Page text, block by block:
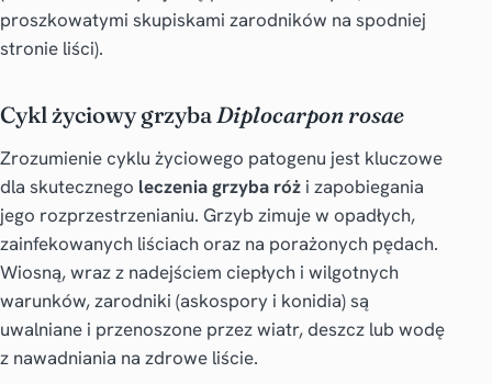
proszkowatymi skupiskami zarodników na spodniej
stronie liści).
Cykl życiowy grzyba Diplocarpon rosae
Zrozumienie cyklu życiowego patogenu jest kluczowe
dla skutecznego leczenia grzyba róż i zapobiegania
jego rozprzestrzenianiu. Grzyb zimuje w opadłych,
zainfekowanych liściach oraz na porażonych pędach.
Wiosną, wraz z nadejściem ciepłych i wilgotnych
warunków, zarodniki (askospory i konidia) są
uwalniane i przenoszone przez wiatr, deszcz lub wodę
z nawadniania na zdrowe liście.